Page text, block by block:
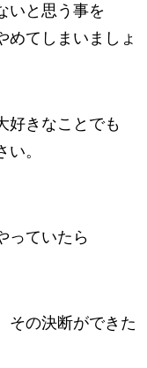
いと思う事を
めてしまいましょ
好きなことでも
。
っていたら
その決断ができた